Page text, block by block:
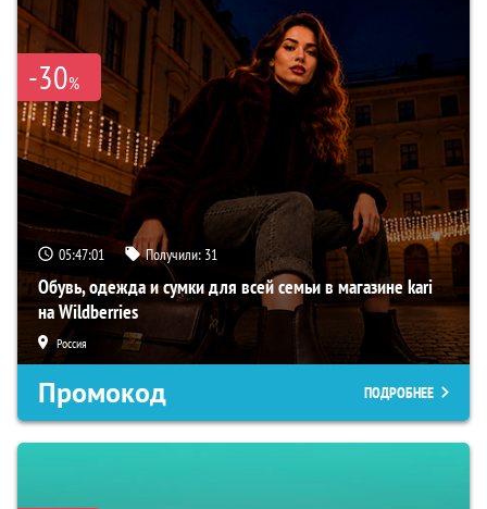
-30%
05:47:00 Получили: 31
Обувь, одежда и сумки для всей семьи в магазине kari
на Wildberries
Россия
Промокод ПОДРОБНЕЕ